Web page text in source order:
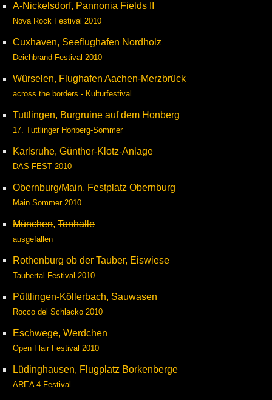
A-Nickelsdorf, Pannonia Fields II
Nova Rock Festival 2010
Cuxhaven, Seeflughafen Nordholz
Deichbrand Festival 2010
Würselen, Flughafen Aachen-Merzbrück
across the borders - Kulturfestival
Tuttlingen, Burgruine auf dem Honberg
17. Tuttlinger Honberg-Sommer
Karlsruhe, Günther-Klotz-Anlage
DAS FEST 2010
Obernburg/Main, Festplatz Obernburg
Main Sommer 2010
München, Tonhalle
ausgefallen
Rothenburg ob der Tauber, Eiswiese
Taubertal Festival 2010
Püttlingen-Köllerbach, Sauwasen
Rocco del Schlacko 2010
Eschwege, Werdchen
Open Flair Festival 2010
Lüdinghausen, Flugplatz Borkenberge
AREA 4 Festival